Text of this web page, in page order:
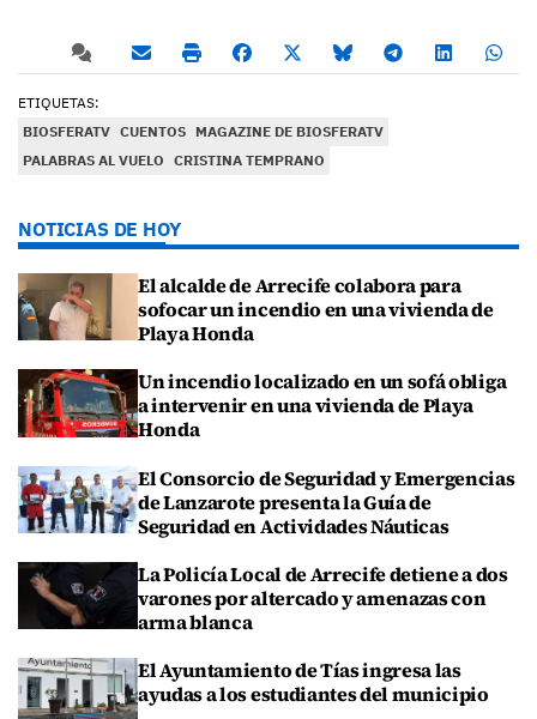
ETIQUETAS:
BIOSFERATV CUENTOS MAGAZINE DE BIOSFERATV
PALABRAS AL VUELO CRISTINA TEMPRANO
NOTICIAS DE HOY
El alcalde de Arrecife colabora para
sofocar un incendio en una vivienda de
Playa Honda
Un incendio localizado en un sofá obliga
a intervenir en una vivienda de Playa
Honda
El Consorcio de Seguridad y Emergencias
de Lanzarote presenta la Guía de
Seguridad en Actividades Náuticas
La Policía Local de Arrecife detiene a dos
varones por altercado y amenazas con
arma blanca
El Ayuntamiento de Tías ingresa las
ayudas a los estudiantes del municipio